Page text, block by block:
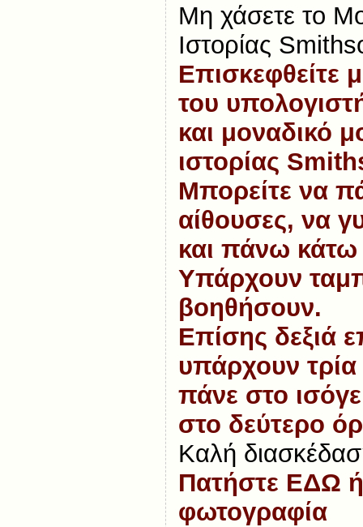
Μη χάσετε το
Ιστορίας
Επισκεφθείτε
του
και μοναδικό
ιστορίας
Μπορείτε να
αίθουσες, να
και πάνω κάτω
Υπάρχουν
βοηθήσουν.
Επίσης δεξιά
υπάρχουν
πάνε στο
στο δεύτερο
Καλή
Πατήστε ΕΔΩ
φωτογραφία